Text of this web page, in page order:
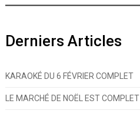
Derniers Articles
KARAOKÉ DU 6 FÉVRIER COMPLET
LE MARCHÉ DE NOËL EST COMPLET